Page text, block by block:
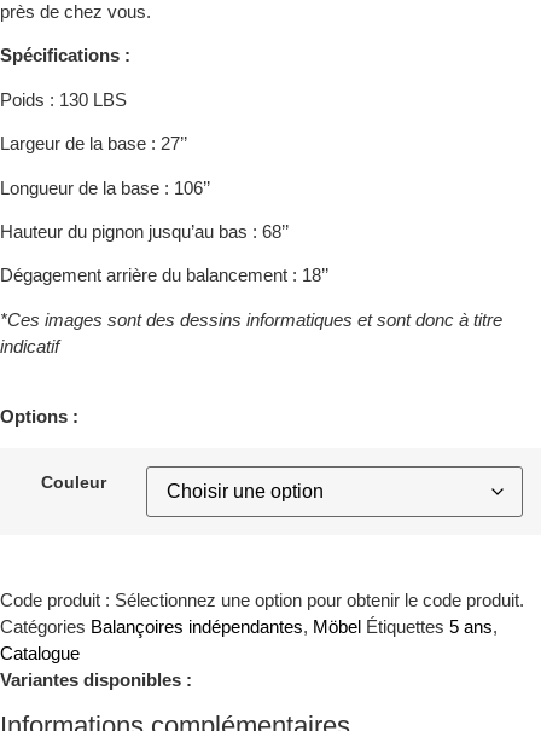
près de chez vous.
Spécifications :
Poids : 130 LBS
Largeur de la base : 27’’
Longueur de la base : 106’’
Hauteur du pignon jusqu’au bas : 68’’
Dégagement arrière du balancement : 18’’
*Ces images sont des dessins informatiques et sont donc à titre
indicatif
Options :
Couleur
Code produit : Sélectionnez une option pour obtenir le code produit.
Catégories Balançoires indépendantes, Möbel Étiquettes 5 ans,
Catalogue
Variantes disponibles :